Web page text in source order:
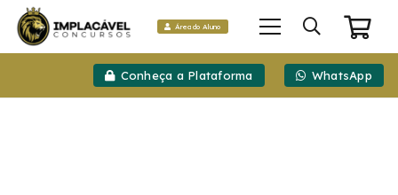
Área do Aluno
Conheça a Plataforma WhatsApp